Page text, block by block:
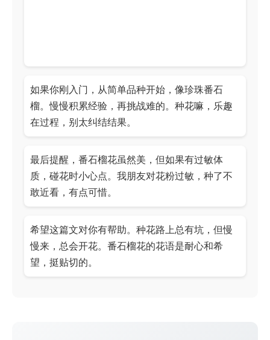
如果你刚入门，从简单品种开始，像珍珠番石
榴。慢慢积累经验，再挑战难的。种花嘛，乐趣
在过程，别太纠结结果。
最后提醒，番石榴花虽然美，但如果有过敏体
质，碰花时小心点。我朋友对花粉过敏，种了不
敢近看，有点可惜。
希望这篇文对你有帮助。种花路上总有坑，但慢
慢来，总会开花。番石榴花的花语是耐心和希
望，挺贴切的。